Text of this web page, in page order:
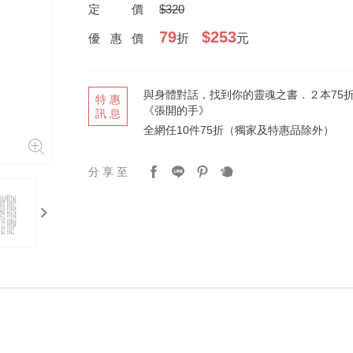
定價 $320
優惠價 79折$253元
特惠
訊息
與身體對話，找到你的靈魂之書．２本75
《張開的手》
全網任10件75折（獨家及特惠品除外）
分享至